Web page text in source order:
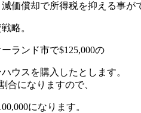
価償却で所得税を抑える事が
略。
ランド市で$125,000の
ウスを購入したとします。
合になりますので、
になります。